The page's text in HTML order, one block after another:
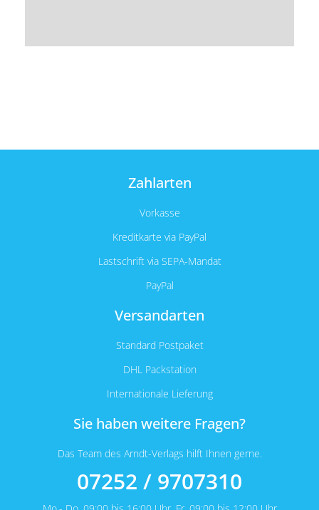
Zahlarten
Vorkasse
Kreditkarte via PayPal
Lastschrift via SEPA-Mandat
PayPal
Versandarten
Standard Postpaket
DHL Packstation
Internationale Lieferung
Sie haben weitere Fragen?
Das Team des Arndt-Verlags hilft Ihnen gerne.
07252 / 9707310